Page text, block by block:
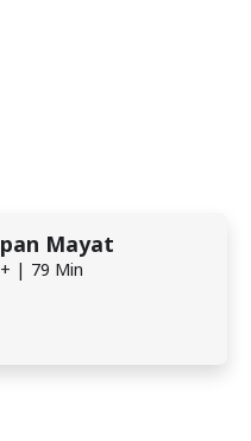
Mayat
| 79 Min